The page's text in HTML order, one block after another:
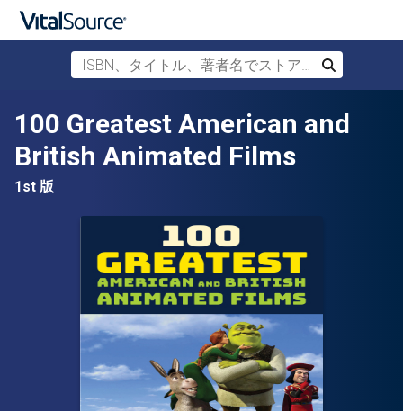
ISBN、タイトル、著者名でストアを検索
検索
100 Greatest American and
British Animated Films
1st 版